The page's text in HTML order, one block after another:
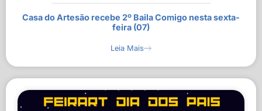
Casa do Artesão recebe 2º Baila Comigo nesta sexta-
feira (07)
Leia Mais